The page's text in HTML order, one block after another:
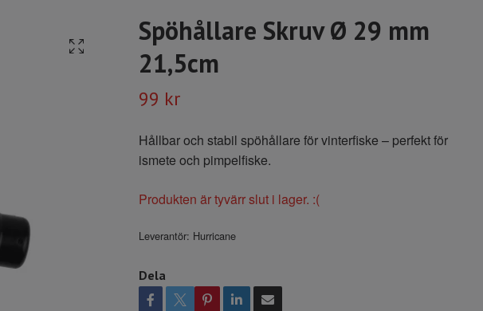
Spöhållare Skruv Ø 29 mm
21,5cm
99 kr
Hållbar och stabil spöhållare för vinterfiske – perfekt för
ismete och pimpelfiske.
Produkten är tyvärr slut i lager. :(
Leverantör: Hurricane
Dela